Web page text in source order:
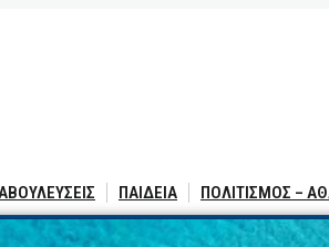
ΠΑΙΔΕΙΑ ΠΟΛΙΤΙΣΜΟΣ –